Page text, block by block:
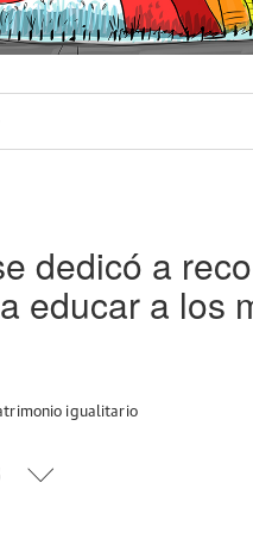
dedicó a
educar a los
igualitario